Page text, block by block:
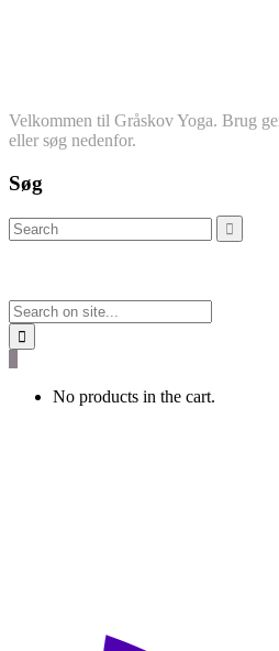
Velkommen til Gråskov Yoga. Brug
eller søg nedenfor.
Søg
No products in the cart.